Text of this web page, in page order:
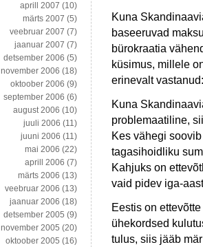
Kuna
baseeruvad
bürokraatia
küsimus, millele
erinevalt
Kuna
problemaatiline,
Kes vähegi
tagasihoidliku
Kahjuks on
vaid pidev iga-
Eestis on
ühekordsed
tulus, siis jääb
aprill 2007 (10)
märts 2007 (5)
veebruar 2007 (7)
jaanuar 2007 (7)
detsember 2006 (5)
november 2006 (18)
oktoober 2006 (9)
september 2006 (6)
august 2006 (10)
juuli 2006 (11)
juuni 2006 (11)
mai 2006 (22)
aprill 2006 (7)
märts 2006 (13)
veebruar 2006 (13)
jaanuar 2006 (18)
detsember 2005 (9)
november 2005 (20)
oktoober 2005 (16)